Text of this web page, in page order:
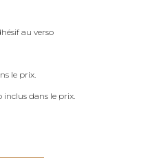
au verso
le prix.
inclus dans le prix.